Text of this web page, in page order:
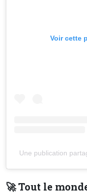
Voir cette
Une publication
🚀 Tout le